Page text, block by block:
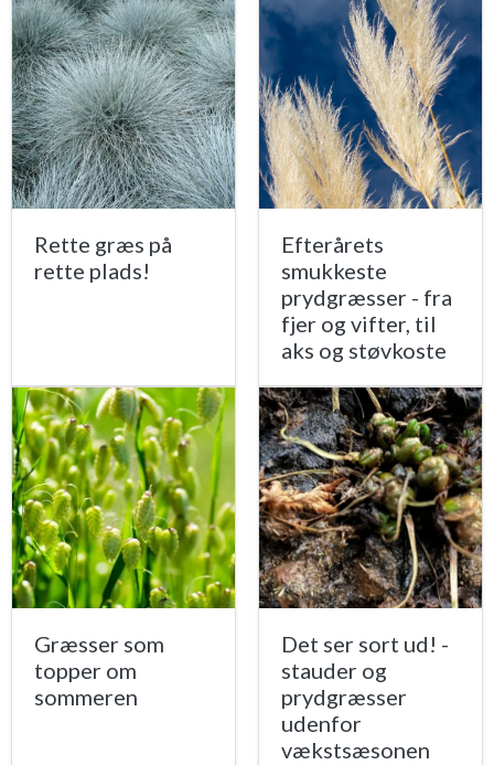
Rette græs på
rette plads!
Efterårets
smukkeste
prydgræsser - fra
fjer og vifter, til
aks og støvkoste
Græsser som
topper om
sommeren
Det ser sort ud! -
stauder og
prydgræsser
udenfor
vækstsæsonen